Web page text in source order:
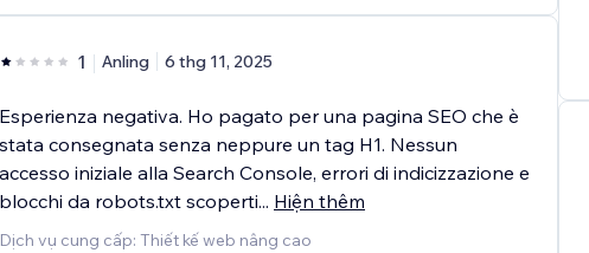
1 Anling 6 thg 11, 2025
Esperienza negativa. Ho pagato per una pagina SEO che è
stata consegnata senza neppure un tag H1. Nessun
accesso iniziale alla Search Console, errori di indicizzazione e
blocchi da robots.txt scoperti... Hiện thêm
Dịch vụ cung cấp: Thiết kế web nâng cao